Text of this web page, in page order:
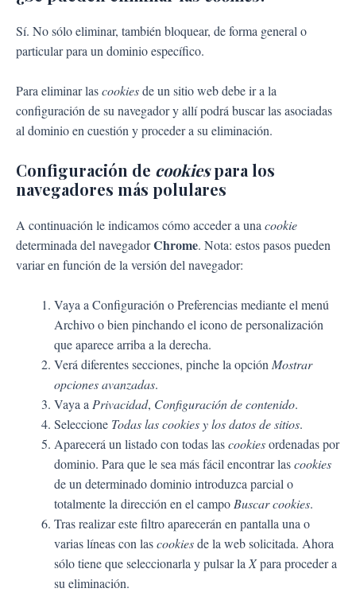
Sí. No sólo eliminar, también bloquear, de forma general o
particular para un dominio específico.
Para eliminar lascookiesde un sitio web debe ir a la
configuración de su navegador y allí podrá buscar las asociadas
al dominio en cuestión y proceder a su eliminación.
Configuración de cookiespara los
navegadores más polulares
A continuación le indicamos cómo acceder a una cookie
determinada del navegadorChrome. Nota: estos pasos pueden
variar en función de la versión del navegador:
Vaya a Configuración o Preferencias mediante el menú
Archivo o bien pinchando el icono de personalización
que aparece arriba a la derecha.
Verá diferentes secciones, pinche la opciónMostrar
opciones avanzadas.
Vaya aPrivacidad, Configuración de contenido.
Seleccione Todas lascookiesy los datos de sitios.
Aparecerá un listado con todas lascookiesordenadas por
dominio. Para que le sea más fácil encontrar lascookies
de un determinado dominio introduzca parcial o
totalmente la dirección en el campoBuscar cookies.
Tras realizar este filtro aparecerán en pantalla una o
varias líneas con lascookiesde la web solicitada. Ahora
sólo tiene que seleccionarla y pulsar laXpara proceder a
su eliminación.